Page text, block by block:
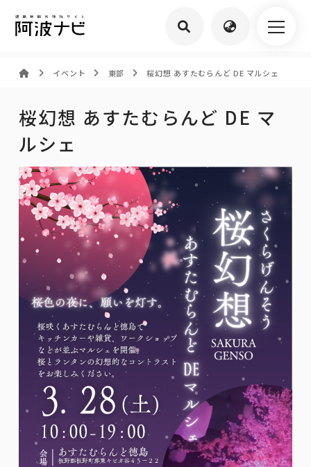
イベント 東部 桜幻想 あすたむらんど DE マルシェ
桜幻想 あすたむらんど DE マ
ルシェ